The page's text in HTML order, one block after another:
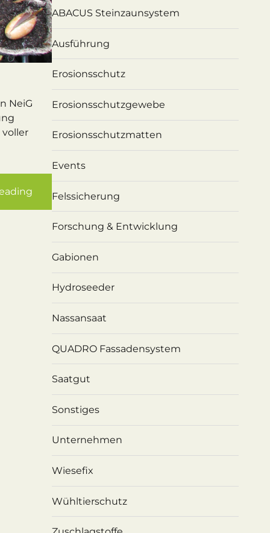
NeiG
ABACUS Steinzaunsystem
Ausführung
Erosionsschutz
Erosionsschutzgewebe
Erosionsschutzmatten
Events
Felssicherung
Forschung & Entwicklung
Gabionen
Hydroseeder
Nassansaat
QUADRO Fassadensystem
Saatgut
Sonstiges
Unternehmen
Wiesefix
Wühltierschutz